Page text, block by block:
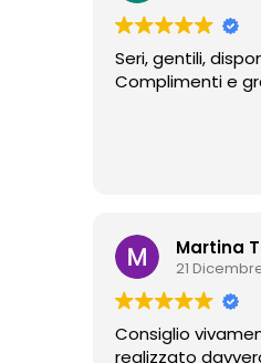
Seri, gentili,
Complimenti e
Martina
21
Consiglio
realizzato